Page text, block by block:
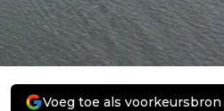
Voeg toe als voorkeursbron